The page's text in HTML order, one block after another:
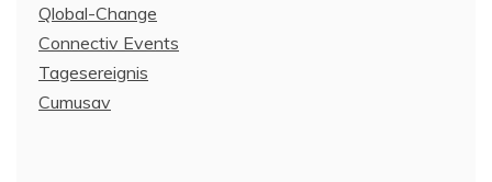
Qlobal-Change
Connectiv Events
Tagesereignis
Cumusav